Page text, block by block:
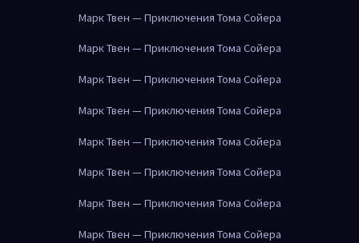
Марк Твен — Приключения Тома Сойера
Марк Твен — Приключения Тома Сойера
Марк Твен — Приключения Тома Сойера
Марк Твен — Приключения Тома Сойера
Марк Твен — Приключения Тома Сойера
Марк Твен — Приключения Тома Сойера
Марк Твен — Приключения Тома Сойера
Марк Твен — Приключения Тома Сойера